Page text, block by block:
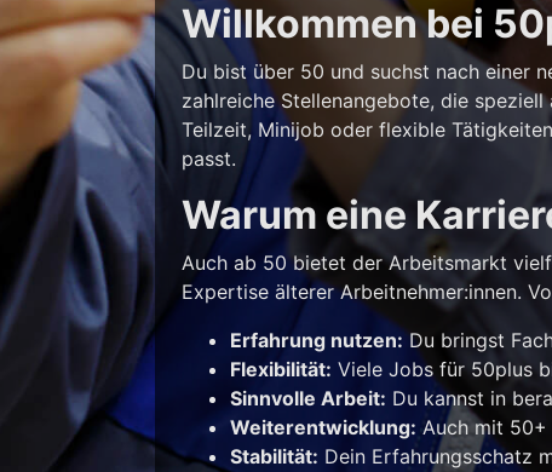
Willkommen bei
Du bist über 50 und suchst nach einer
zahlreiche Stellenangebote, die
Teilzeit, Minijob oder flexible
passt.
Warum eine
Auch ab 50 bietet der Arbeitsmarkt
Expertise älterer Arbeitnehmer:innen.
Erfahrung nutzen: Du bringst
Flexibilität: Viele Jobs für 50plus
Sinnvolle Arbeit: Du kannst in
Weiterentwicklung: Auch mit 50+
Stabilität: Dein Erfahrungsschatz